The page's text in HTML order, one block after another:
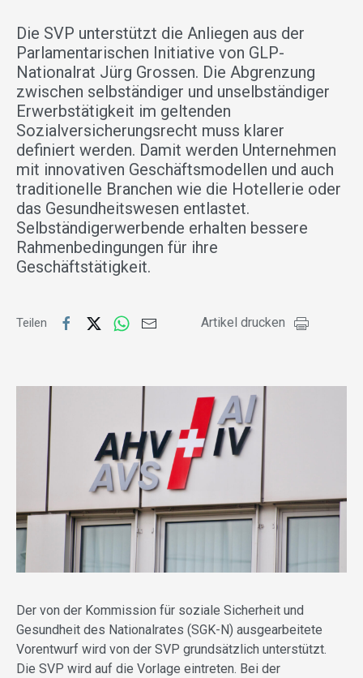
Die SVP unterstützt die Anliegen aus der
Parlamentarischen Initiative von GLP-
Nationalrat Jürg Grossen. Die Abgrenzung
zwischen selbständiger und unselbständiger
Erwerbstätigkeit im geltenden
Sozialversicherungsrecht muss klarer
definiert werden. Damit werden Unternehmen
mit innovativen Geschäftsmodellen und auch
traditionelle Branchen wie die Hotellerie oder
das Gesundheitswesen entlastet.
Selbständigerwerbende erhalten bessere
Rahmenbedingungen für ihre
Geschäftstätigkeit.
Teilen Artikel drucken
Der von der Kommission für soziale Sicherheit und
Gesundheit des Nationalrates (SGK-N) ausgearbeitete
Vorentwurf wird von der SVP grundsätzlich unterstützt.
Die SVP wird auf die Vorlage eintreten. Bei der